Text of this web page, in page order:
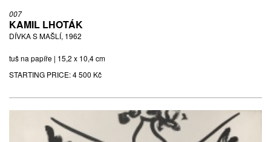
007
KAMIL LHOTÁK
DÍVKA S MAŠLÍ, 1962
tuš na papíře | 15,2 x 10,4 cm
STARTING PRICE:4 500 Kč